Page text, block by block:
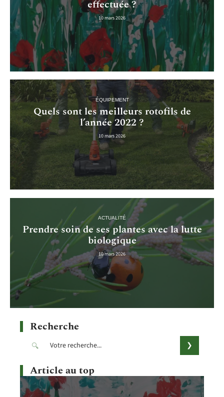
effectuée ?
10 mars 2026
ÉQUIPEMENT
Quels sont les meilleurs rotofils de
l’année 2022 ?
10 mars 2026
ACTUALITÉ
Prendre soin de ses plantes avec la lutte
biologique
10 mars 2026
Recherche
Article au top